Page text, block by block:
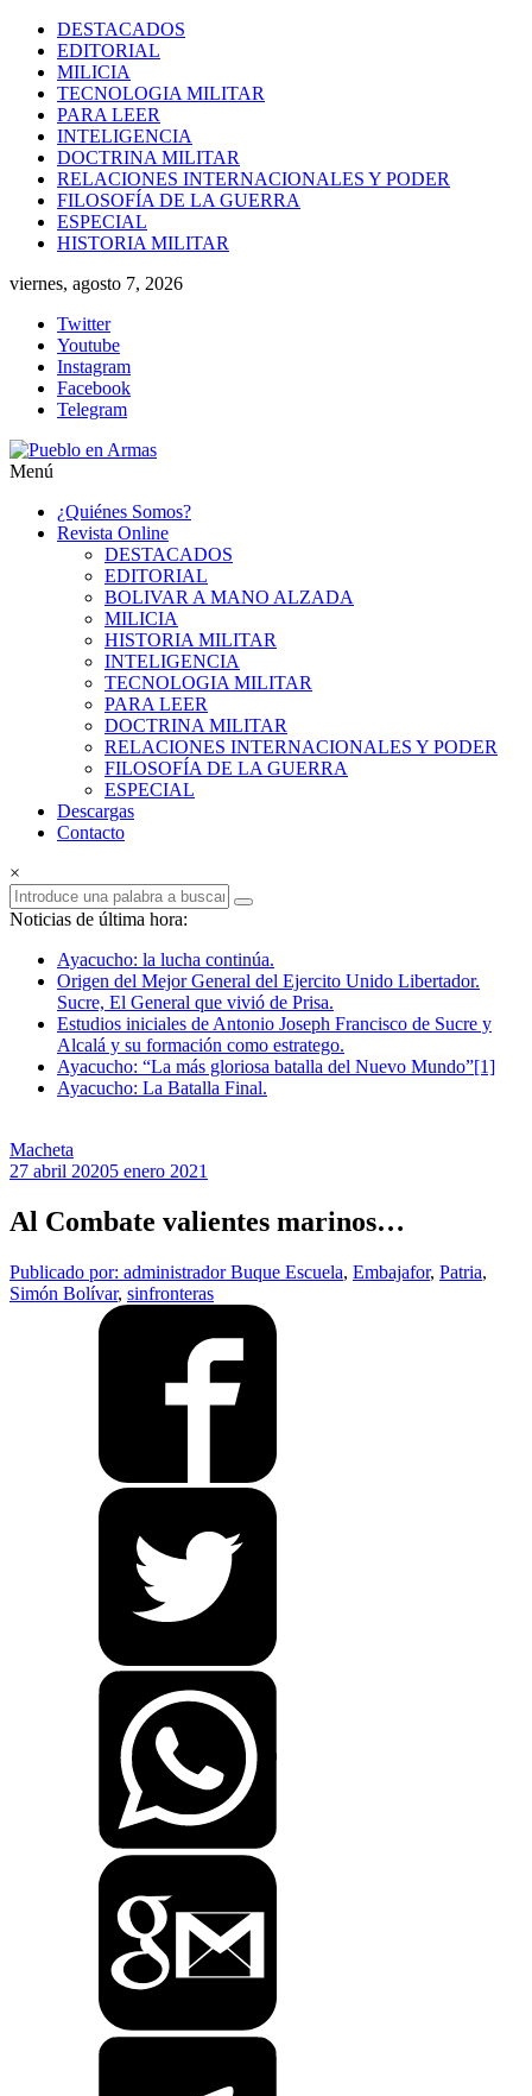
Saltar
contenido
DESTACADOS
EDITORIAL
MILICIA
TECNOLOGIA MILITAR
PARA LEER
INTELIGENCIA
DOCTRINA MILITAR
RELACIONES INTERNACIONALES Y PODER
FILOSOFÍA DE LA GUERRA
ESPECIAL
HISTORIA MILITAR
viernes, agosto 7, 2026
Twitter
Youtube
Instagram
Facebook
Telegram
Armas
Menú
¿Quiénes Somos?
Revista Online
DESTACADOS
EDITORIAL
BOLIVAR A MANO ALZADA
MILICIA
HISTORIA MILITAR
INTELIGENCIA
TECNOLOGIA MILITAR
PARA LEER
DOCTRINA MILITAR
RELACIONES INTERNACIONALES Y PODER
FILOSOFÍA DE LA GUERRA
ESPECIAL
Descargas
Contacto
×
Noticias de última hora:
Ayacucho: la lucha continúa.
Origen del Mejor General del Ejercito Unido Libertador.
Sucre, El General que vivió de Prisa.
Estudios iniciales de Antonio Joseph Francisco de Sucre y
Alcalá y su formación como estratego.
Ayacucho: “La más gloriosa batalla del Nuevo Mundo”[1]
Ayacucho: La Batalla Final.
Macheta
27 abril 20205 enero 2021
Al Combate valientes marinos…
Publicado por: administradorBuque Escuela, Embajafor, Patria,
Simón Bolívar, sinfronteras